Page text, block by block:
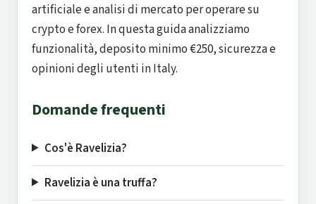
artificiale e analisi di mercato per operare su
crypto e forex. In questa guida analizziamo
funzionalità, deposito minimo €250, sicurezza e
opinioni degli utenti in Italy.
Domande frequenti
Cos'è Ravelizia?
Ravelizia è una truffa?